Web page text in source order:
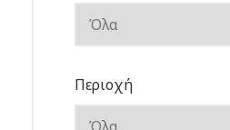
Περιοχή